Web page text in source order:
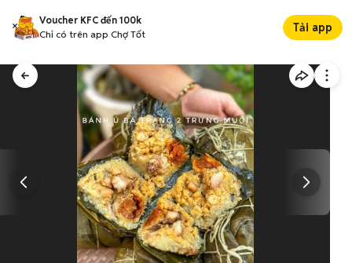
Voucher KFC đến 100k
Chỉ có trên app Chợ Tốt
Tải app